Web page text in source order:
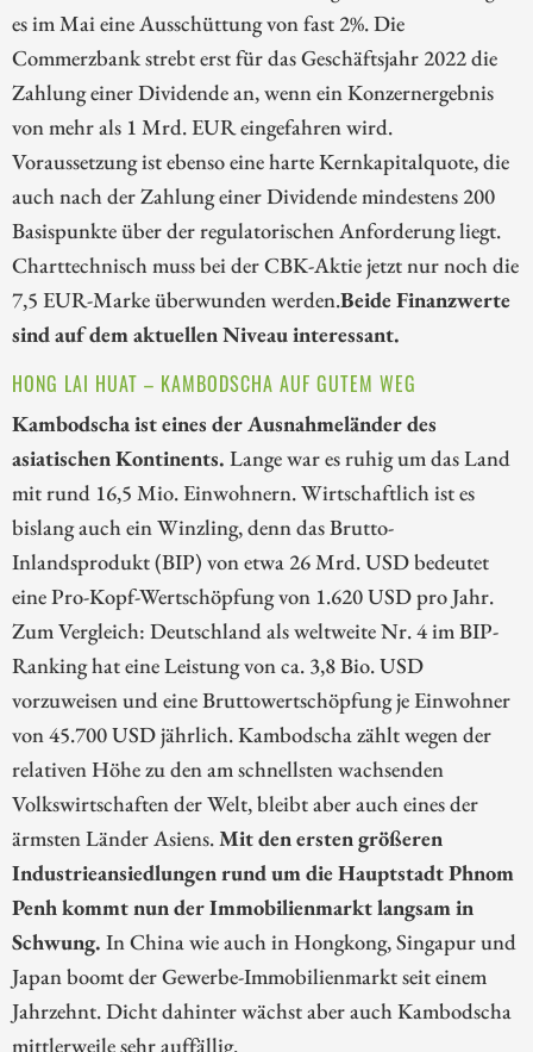
es im Mai eine Ausschüttung von fast 2%. Die
Commerzbank strebt erst für das Geschäftsjahr 2022 die
Zahlung einer Dividende an, wenn ein Konzernergebnis
von mehr als 1 Mrd. EUR eingefahren wird.
Voraussetzung ist ebenso eine harte Kernkapitalquote, die
auch nach der Zahlung einer Dividende mindestens 200
Basispunkte über der regulatorischen Anforderung liegt.
Charttechnisch muss bei der CBK-Aktie jetzt nur noch die
7,5 EUR-Marke überwunden werden.Beide Finanzwerte
sind auf dem aktuellen Niveau interessant.
HONG LAI HUAT – KAMBODSCHA AUF GUTEM WEG
Kambodscha ist eines der Ausnahmeländer des
asiatischen Kontinents. Lange war es ruhig um das Land
mit rund 16,5 Mio. Einwohnern. Wirtschaftlich ist es
bislang auch ein Winzling, denn das Brutto-
Inlandsprodukt (BIP) von etwa 26 Mrd. USD bedeutet
eine Pro-Kopf-Wertschöpfung von 1.620 USD pro Jahr.
Zum Vergleich: Deutschland als weltweite Nr. 4 im BIP-
Ranking hat eine Leistung von ca. 3,8 Bio. USD
vorzuweisen und eine Bruttowertschöpfung je Einwohner
von 45.700 USD jährlich. Kambodscha zählt wegen der
relativen Höhe zu den am schnellsten wachsenden
Volkswirtschaften der Welt, bleibt aber auch eines der
ärmsten Länder Asiens.Mit den ersten größeren
Industrieansiedlungen rund um die Hauptstadt Phnom
Penh kommt nun der Immobilienmarkt langsam in
Schwung. In China wie auch in Hongkong, Singapur und
Japan boomt der Gewerbe-Immobilienmarkt seit einem
Jahrzehnt. Dicht dahinter wächst aber auch Kambodscha
mittlerweile sehr auffällig.